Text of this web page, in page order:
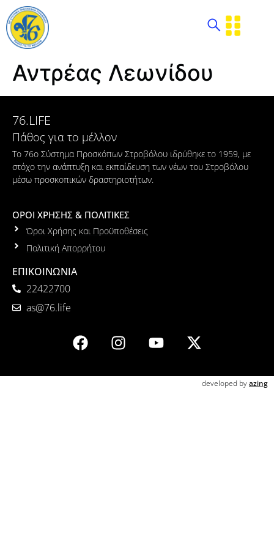
Αντρέας Λεωνίδου
76.LIFE
Πάθος για το μέλλον
Το 76ο Σύστημα Προσκόπων Στροβόλου ιδρύθηκε το 1959, με
στόχο την ανάπτυξη και εκπαίδευση των νέων του Στροβόλου
μέσω προσκοπικών δραστηριοτήτων.
ΟΡΟΙ ΧΡΗΣΗΣ & ΠΟΛΙΤΙΚΕΣ
Όροι Χρήσης και Προϋποθέσεις
Πολιτική Απορρήτου
ΕΠΙΚΟΙΝΩΝΙΑ
22422700
as@76.life
developed byazing